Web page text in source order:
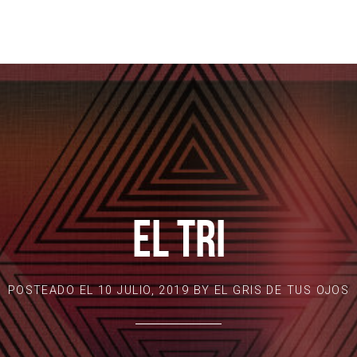
EL TRI
POSTEADO EL10 JULIO, 2019BYEL GRIS DE TUS OJOS